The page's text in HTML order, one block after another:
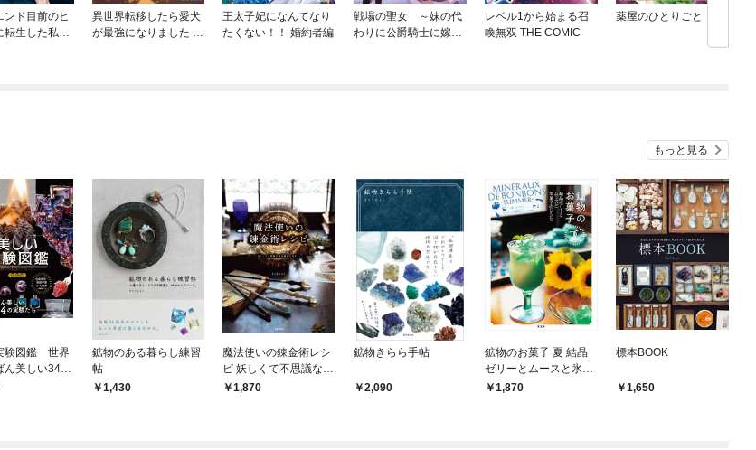
ンド目前のヒ
転生した私、
異世界転移したら愛犬
が最強になりました ～
王太子妃になんてなり
たくない！！ 婚約者編
戦場の聖女 ～妹の代
わりに公爵騎士に嫁ぐ
レベル1から始まる召
喚無双 THE COMIC
薬屋のひとりごと
もっと見る
験図鑑 世界
美しい34の
鉱物のある暮らし練習
帖
1,430
魔法使いの錬金術レシ
ピ 妖しくて不思議な魔
法雑貨の作り方
1,870
鉱物きらら手帖
2,090
鉱物のお菓子 夏 結晶
ゼリーとムースと氷菓
子のレシピ
1,870
標本BOOK
1,650